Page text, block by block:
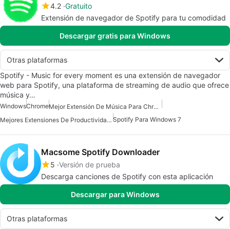
4.2 Gratuito
Extensión de navegador de Spotify para tu comodidad
Descargar gratis para Windows
Otras plataformas
Spotify - Music for every moment es una extensión de navegador
web para Spotify, una plataforma de streaming de audio que ofrece
música y…
WindowsChrome
Mejor Extensión De Música Para Chrome
Mejores Extensiones De Productividad Para Chrome Spotify Para Windows 7
Macsome Spotify Downloader
5 Versión de prueba
Descarga canciones de Spotify con esta aplicación
Descargar para Windows
Otras plataformas